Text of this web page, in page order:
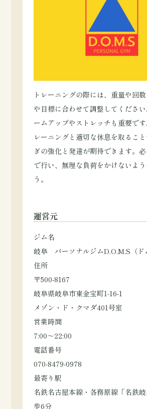
トレーニングの際には、重量や回
や目標に合わせて調整してくださ
ームアップやストレッチも重要で
レーニングと適切な休息を取るこ
ぎの強化と発達が期待できます。
で行い、無理な負荷をかけないよう
う。
運営元
ジム名
岐阜 パーソナルジムD.O.M.S（ド
住所
〒500-8167
岐阜県岐阜市東金宝町1-16-1
メゾン・ド・クマダ401号室
営業時間
7:00～22:00
電話番号
070-8479-0978
最寄り駅
名鉄名古屋本線・各務原線「名鉄
歩6分